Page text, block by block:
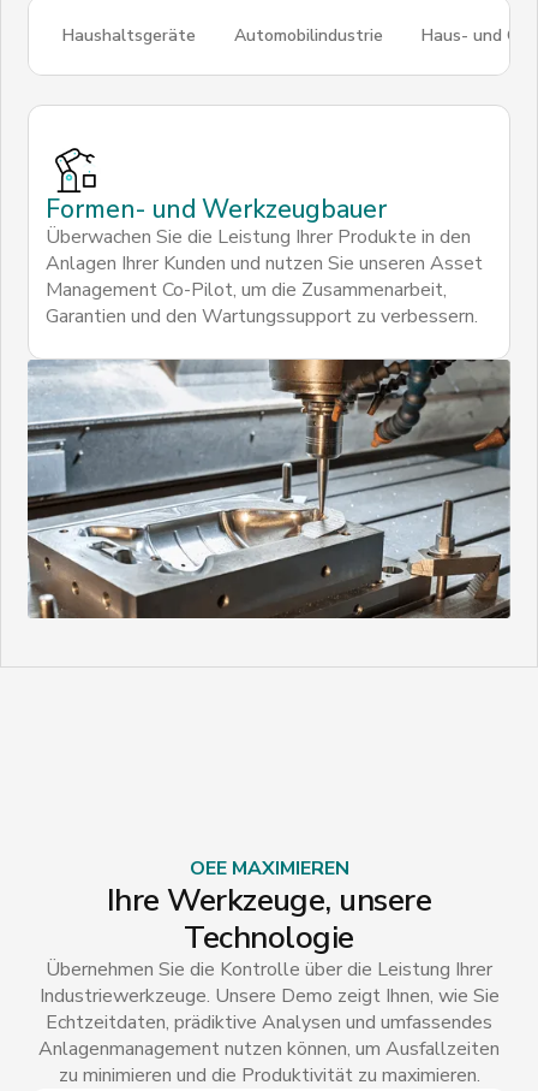
Haushaltsgeräte Automobilindustrie Haus- und
Formen- und Werkzeugbauer
Überwachen Sie die Leistung Ihrer Produkte in den
Anlagen Ihrer Kunden und nutzen Sie unseren Asset
Management Co-Pilot, um die Zusammenarbeit,
Garantien und den Wartungssupport zu verbessern.
OEE MAXIMIEREN
Ihre Werkzeuge, unsere
Technologie
Übernehmen Sie die Kontrolle über die Leistung Ihrer
Industriewerkzeuge. Unsere Demo zeigt Ihnen, wie Sie
Echtzeitdaten, prädiktive Analysen und umfassendes
Anlagenmanagement nutzen können, um Ausfallzeiten
zu minimieren und die Produktivität zu maximieren.